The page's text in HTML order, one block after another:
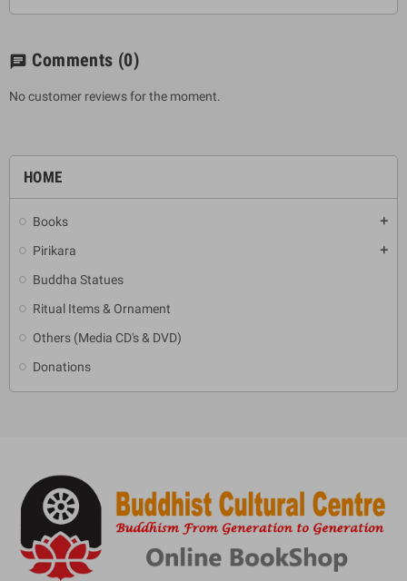
HOME
Books add
Pirikara add
Buddha Statues
Ritual Items & Ornament
Others (Media CD's & DVD)
Donations
chat Comments (0)
No customer reviews for the moment.